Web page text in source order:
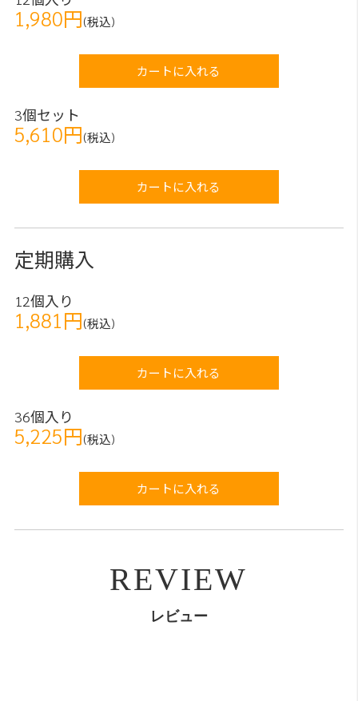
1,980円(税込)
カートに入れる
3個セット
5,610円(税込)
カートに入れる
定期購入
12個入り
1,881円(税込)
カートに入れる
36個入り
5,225円(税込)
カートに入れる
REVIEW
レビュー